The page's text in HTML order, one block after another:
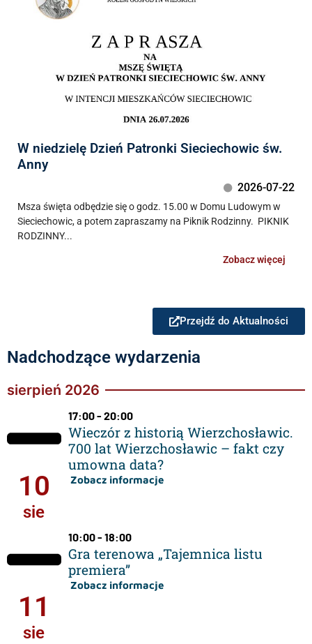
W niedzielę Dzień Patronki Sieciechowic św.
Anny
2026-07-22
Msza święta odbędzie się o godz. 15.00 w Domu Ludowym w
Sieciechowic, a potem zapraszamy na Piknik Rodzinny. PIKNIK
RODZINNY...
Zobacz więcej
Przejdź do Aktualności
Nadchodzące wydarzenia
sierpień 2026
10
sie
17:00 - 20:00
Wieczór z historią Wierzchosławic.
700 lat Wierzchosławic – fakt czy
umowna data?
Zobacz informacje
11
sie
10:00 - 18:00
Gra terenowa „Tajemnica listu
premiera”
Zobacz informacje